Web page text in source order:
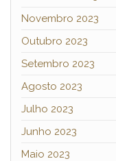
Novembro 2023
Outubro 2023
Setembro 2023
Agosto 2023
Julho 2023
Junho 2023
Maio 2023